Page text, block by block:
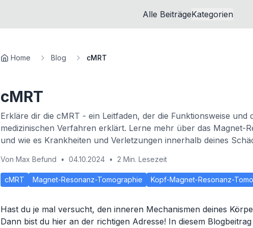
Alle BeiträgeKategorien
Home Blog cMRT
cMRT
Erkläre dir die cMRT - ein Leitfaden, der die Funktionsweise und
medizinischen Verfahren erklärt. Lerne mehr über das Magnet-
und wie es Krankheiten und Verletzungen innerhalb deines
Von Max Befund • 04.10.2024 • 2 Min. Lesezeit
cMRT Magnet-Resonanz-Tomographie Kopf-Magnet-Resonanz-
Hast du je mal versucht, den inneren Mechanismen deines
Dann bist du hier an der richtigen Adresse! In diesem